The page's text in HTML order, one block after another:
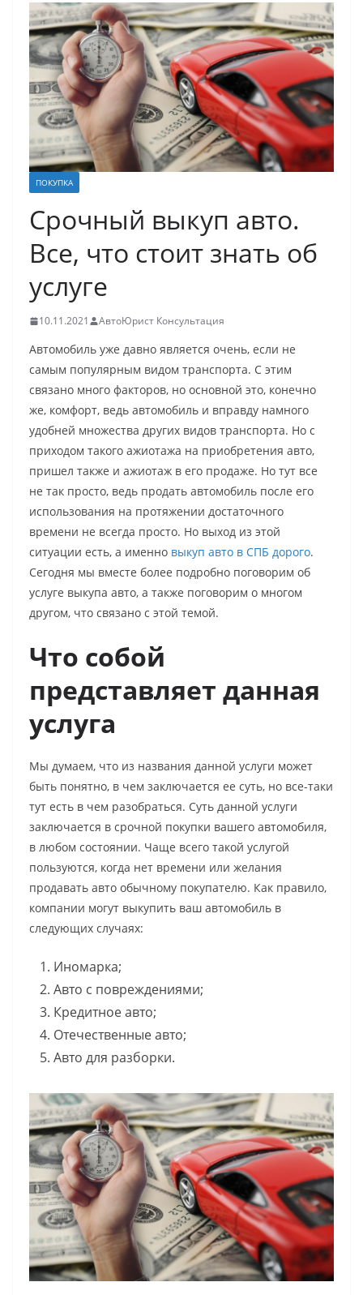
ПОКУПКА
Срочный выкуп авто.
Все, что стоит знать об
услуге
10.11.2021 АвтоЮрист Консультация
Автомобиль уже давно является очень, если не
самым популярным видом транспорта. С этим
связано много факторов, но основной это, конечно
же, комфорт, ведь автомобиль и вправду намного
удобней множества других видов транспорта. Но с
приходом такого ажиотажа на приобретения авто,
пришел также и ажиотаж в его продаже. Но тут все
не так просто, ведь продать автомобиль после его
использования на протяжении достаточного
времени не всегда просто. Но выход из этой
ситуации есть, а именно выкуп авто в СПБ дорого.
Сегодня мы вместе более подробно поговорим об
услуге выкупа авто, а также поговорим о многом
другом, что связано с этой темой.
Что собой
представляет данная
услуга
Мы думаем, что из названия данной услуги может
быть понятно, в чем заключается ее суть, но все-таки
тут есть в чем разобраться. Суть данной услуги
заключается в срочной покупки вашего автомобиля,
в любом состоянии. Чаще всего такой услугой
пользуются, когда нет времени или желания
продавать авто обычному покупателю. Как правило,
компании могут выкупить ваш автомобиль в
следующих случаях:
Иномарка;
Авто с повреждениями;
Кредитное авто;
Отечественные авто;
Авто для разборки.